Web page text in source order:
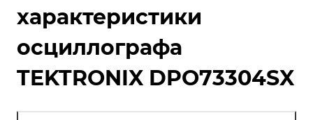
характеристики
осциллографа
TEKTRONIX DPO73304SX